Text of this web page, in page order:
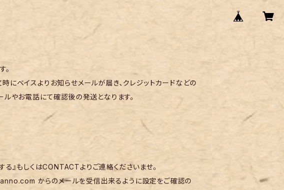
。
ベイスよりお知らせメールが届き、クレジットカードなどの
やお電話にて確認後の発送となります。
』もしくはCONTACTよりご連絡くださいませ。
からのメールを受信出来るように設定をご確認の